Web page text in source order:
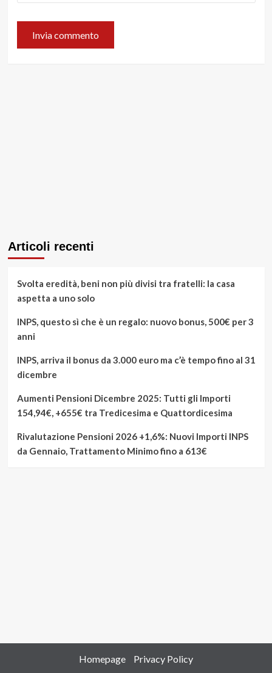
Articoli recenti
Svolta eredità, beni non più divisi tra fratelli: la casa
aspetta a uno solo
INPS, questo sì che è un regalo: nuovo bonus, 500€ per 3
anni
INPS, arriva il bonus da 3.000 euro ma c’è tempo fino al 31
dicembre
Aumenti Pensioni Dicembre 2025: Tutti gli Importi
154,94€, +655€ tra Tredicesima e Quattordicesima
Rivalutazione Pensioni 2026 +1,6%: Nuovi Importi INPS
da Gennaio, Trattamento Minimo fino a 613€
Homepage Privacy Policy